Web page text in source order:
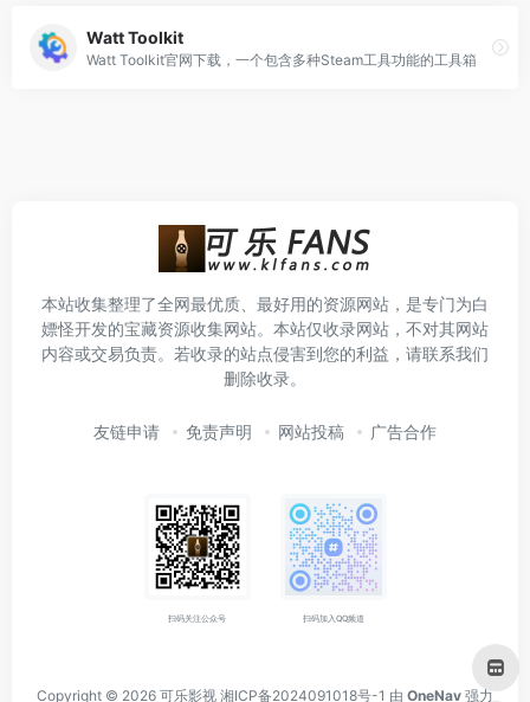
Watt Toolkit
Watt Toolkit官网下载，一个包含多种Steam工具功能的工具箱
本站收集整理了全网最优质、最好用的资源网站，是专门为白
嫖怪开发的宝藏资源收集网站。本站仅收录网站，不对其网站
内容或交易负责。若收录的站点侵害到您的利益，请联系我们
删除收录。
友链申请 免责声明 网站投稿 广告合作
扫码关注公众号 扫码加入QQ频道
Copyright © 2026 可乐影视 湘ICP备2024091018号-1 由 OneNav 强力